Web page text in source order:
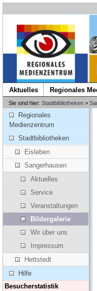
Aktuelles Regionales
Sie sind hier: Stadtbibliotheken>
Regionales
Medienzentrum
Stadtbibliotheken
Eisleben
Sangerhausen
Aktuelles
Service
Veranstaltungen
Bildergalerie
Wir über uns
Impressum
Hettstedt
Hilfe
Besucherstatistik